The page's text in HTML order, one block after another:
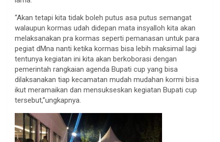
“Akan tetapi kita tidak boleh putus asa putus semangat
walaupun kormas udah didepan mata insyalloh kita akan
melaksanakan pra kormas seperti pemanasan untuk para
pegiat dMna nanti ketika kormas bisa lebih maksimal lagi
tentunya kegiatan ini kita akan berkoborasi dengan
pemerintah rangkaian agenda Bupati cup yang bisa
dilaksanakan tiap kecamatan mudah mudahan kormi bisa
ikut meramaikan dan mensukseskan kegiatan Bupati cup
tersebut,”ungkapnya.